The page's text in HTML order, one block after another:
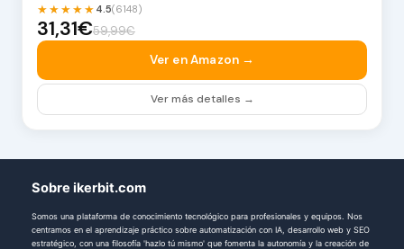
★★★★★ 4.5(6148)
31,31€59,99€
Ver en Amazon →
Ver más detalles →
Sobre ikerbit.com
Somos una plataforma de conocimiento tecnológico para profesionales y equipos. Nos
centramos en el aprendizaje práctico sobre automatización con IA, desarrollo web y SEO
estratégico, con una filosofía 'hazlo tú mismo' que fomenta la autonomía y la creación de